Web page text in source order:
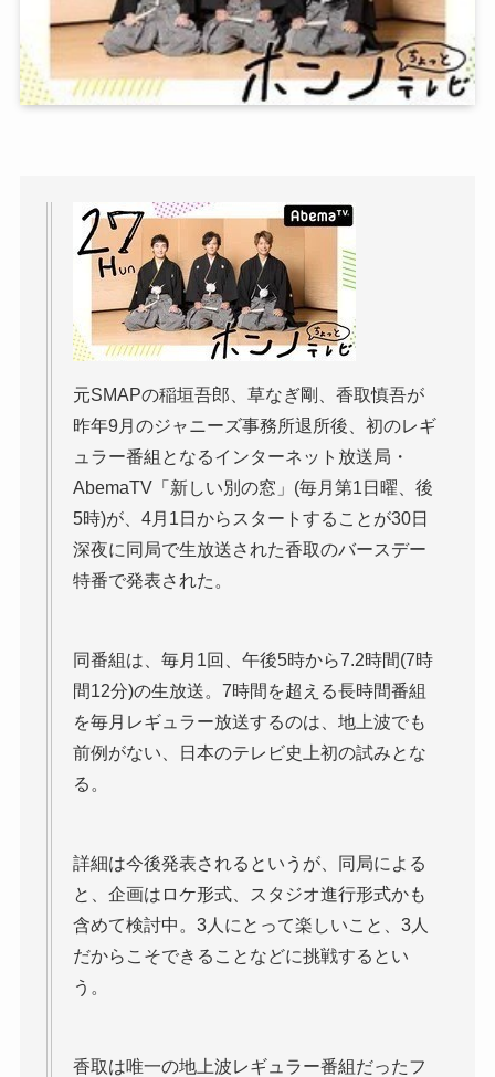
元SMAPの稲垣吾郎、草なぎ剛、香取慎吾が
昨年9月のジャニーズ事務所退所後、初のレギ
ュラー番組となるインターネット放送局・
AbemaTV「新しい別の窓」(毎月第1日曜、後
5時)が、4月1日からスタートすることが30日
深夜に同局で生放送された香取のバースデー
特番で発表された。
同番組は、毎月1回、午後5時から7.2時間(7時
間12分)の生放送。7時間を超える長時間番組
を毎月レギュラー放送するのは、地上波でも
前例がない、日本のテレビ史上初の試みとな
る。
詳細は今後発表されるというが、同局による
と、企画はロケ形式、スタジオ進行形式かも
含めて検討中。3人にとって楽しいこと、3人
だからこそできることなどに挑戦するとい
う。
香取は唯一の地上波レギュラー番組だったフ